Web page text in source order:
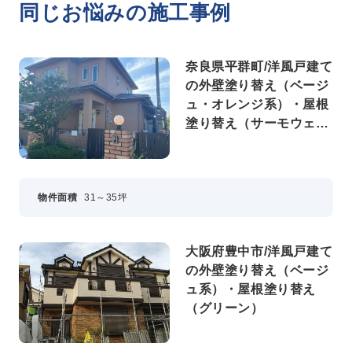
同じお悩みの施工事例
奈良県平群町/洋風戸建て
の外壁塗り替え（ベージ
ュ・オレンジ系）・屋根
塗り替え（サーモウェザ
物件面積 31～35坪
大阪府豊中市/洋風戸建て
の外壁塗り替え（ベージ
ュ系）・屋根塗り替え
（グリーン）